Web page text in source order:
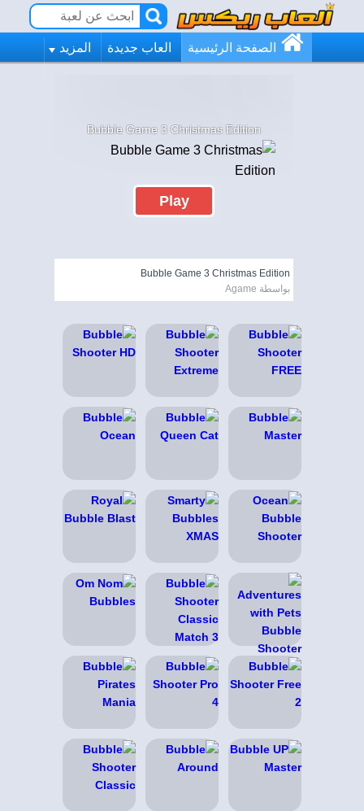
الصفحة الرئيسية العاب جديدة المزيد
Bubble Game 3 Christmas Edition
Play
Bubble Game 3 Christmas Edition
بواسطة Agame